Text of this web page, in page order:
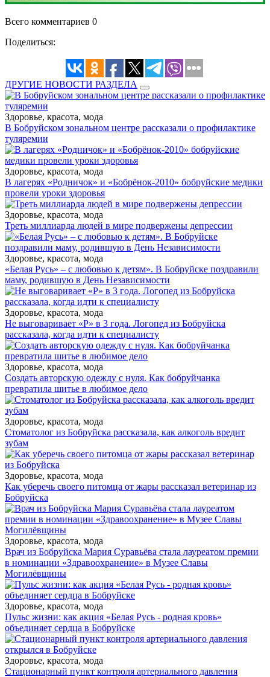
Всего комментариев 0
Поделиться:
ДРУГИЕ НОВОСТИ РАЗДЕЛА
Здоровье, красота, мода
В Бобруйском зональном центре рассказали о профилактике
туляремии
Здоровье, красота, мода
В лагерях «Родничок» и «Бобрёнок-2010» бобруйские медики
провели уроки здоровья
Здоровье, красота, мода
Треть миллиарда людей в мире подвержены депрессии
Здоровье, красота, мода
«Белая Русь» – с любовью к детям». В Бобруйске поздравили
маму, родившую в День Независимости
Здоровье, красота, мода
Не выговаривает «Р» в 3 года. Логопед из Бобруйска
рассказала, когда идти к специалисту
Здоровье, красота, мода
Создать авторскую одежду с нуля. Как бобруйчанка
превратила шитье в любимое дело
Здоровье, красота, мода
Стоматолог из Бобруйска рассказала, как алкоголь вредит
зубам
Здоровье, красота, мода
Как уберечь своего питомца от жары рассказал ветеринар из
Бобруйска
Здоровье, красота, мода
Врач из Бобруйска Мария Суравьёва стала лауреатом премии
в номинации «Здравоохранение» в Музее Славы
Могилёвщины
Здоровье, красота, мода
Пульс жизни: как акция «Белая Русь - родная кровь»
объединяет сердца в Бобруйске
Здоровье, красота, мода
Стационарный пункт контроля артериального давления